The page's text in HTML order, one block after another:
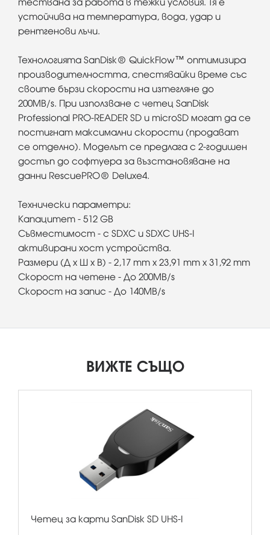
устойчива на температура, вода, удар и
рентгенови лъчи.
Технологията SanDisk® QuickFlow™ оптимизира
производителността, спестявайки време със
своите бързи скорости на изтегляне до
200MB/s. При използване с четец SanDisk
Professional PRO-READER SD и microSD могат да се
постигнат максимални скорости (продават
се отделно). Моделът се предлага с 2-годишен
достъп до софтуера за възстановяване на
данни RescuePRO® Deluxe4.
Технически параметри:
Капацитет - 512 GB
Съвместимост - с SDXC и SDXC UHS-I
активирани хост устройства.
Размери (Д x Ш x В) - 2,17 mm x 23,91 mm x 31,92 mm
Скорост на четене - До 200MB/s
Скорост на запис - До 140MB/s
ВИЖТЕ СЪЩО
Четец за карти SanDisk SD UHS-I